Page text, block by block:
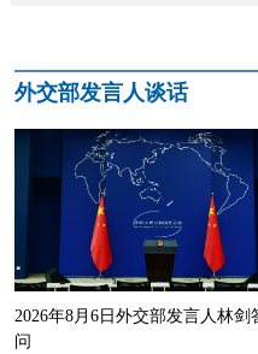
外交部发言人谈话
2026年8月6日外交部发言人林剑
问